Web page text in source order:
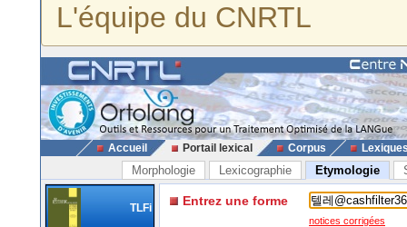
L'équipe du CNRTL
Accueil Portail lexical Corpus
Morphologie Lexicographie Etymologie
TLFi Entrez une forme
notices corrigées